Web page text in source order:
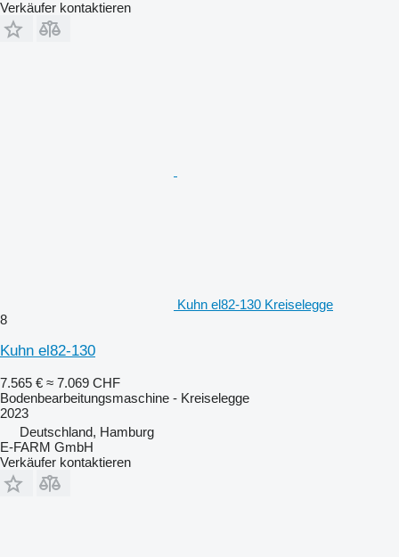
Verkäufer kontaktieren
Kuhn el82-130 Kreiselegge
8
Kuhn el82-130
7.565 € ≈ 7.069 CHF
Bodenbearbeitungsmaschine - Kreiselegge
2023
Deutschland, Hamburg
E-FARM GmbH
Verkäufer kontaktieren